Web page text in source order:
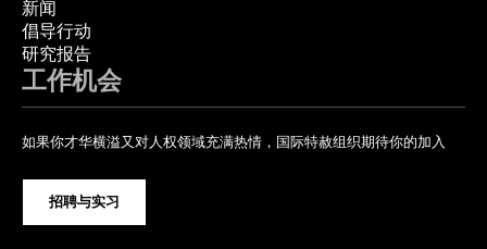
新闻
倡导行动
研究报告
工作机会
如果你才华横溢又对人权领域充满热情，国际特赦组织期待你的加入
招聘与实习